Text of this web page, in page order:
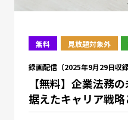
無料 見放題対象外
録画配信（2025年9月29日収録
【無料】企業法務
据えたキャリア戦